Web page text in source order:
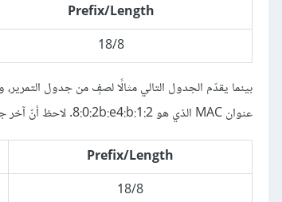
Prefix/Length
18/8
عنوان MAC الذي هو 8:0:2b:e4:b:1:2. لاحظ أنّ آخر جزءٍ من المعلومات، يوفّره بروتوكول ARP:
Prefix/Length
18/8